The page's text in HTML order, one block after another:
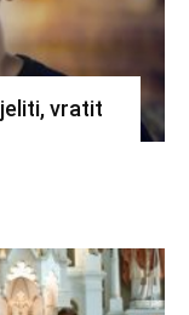
vratit